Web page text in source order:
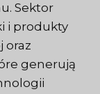
Sektor
i produkty
oraz
generują